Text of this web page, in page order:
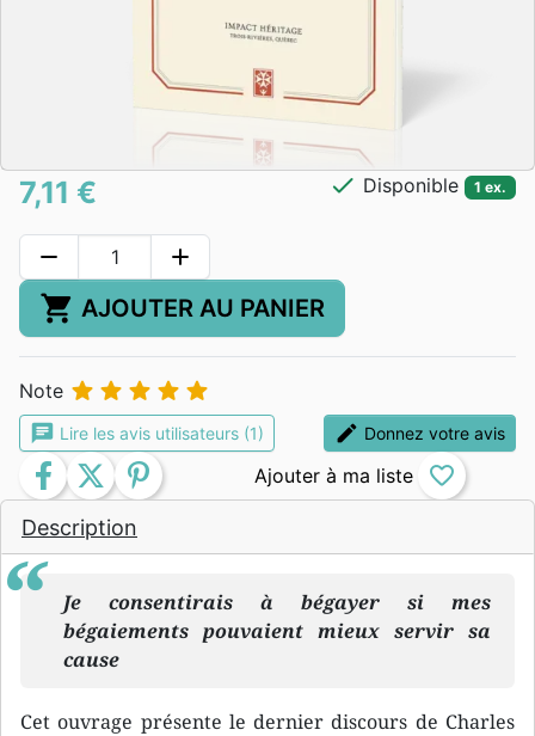
Description
Je consentirais à bégayer si mes
bégaiements pouvaient mieux servir sa
cause
Cet ouvrage présente le dernier discours de Charles
7,11 € check Disponible 1 ex.
remove add
shopping_cart AJOUTER AU PANIER
Note     
chat Lire les avis utilisateurs (1) edit Donnez votre avis
facebook twitter pinterest favorite_border